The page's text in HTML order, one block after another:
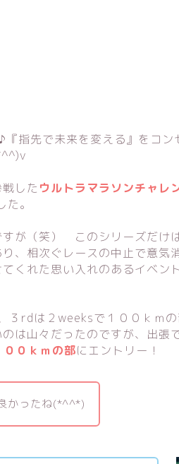
『指先で未来を変える』をコン
した ウルトラマラソンチャレ
。
が（笑） このシリーズだけ
、相次ぐレースの中止で意気
くれた思い入れのあるイベン
３rdは２weeksで１００ｋｍ
は山々だったのですが、出張
０ｋｍの部にエントリー！
かったね(*^^*)